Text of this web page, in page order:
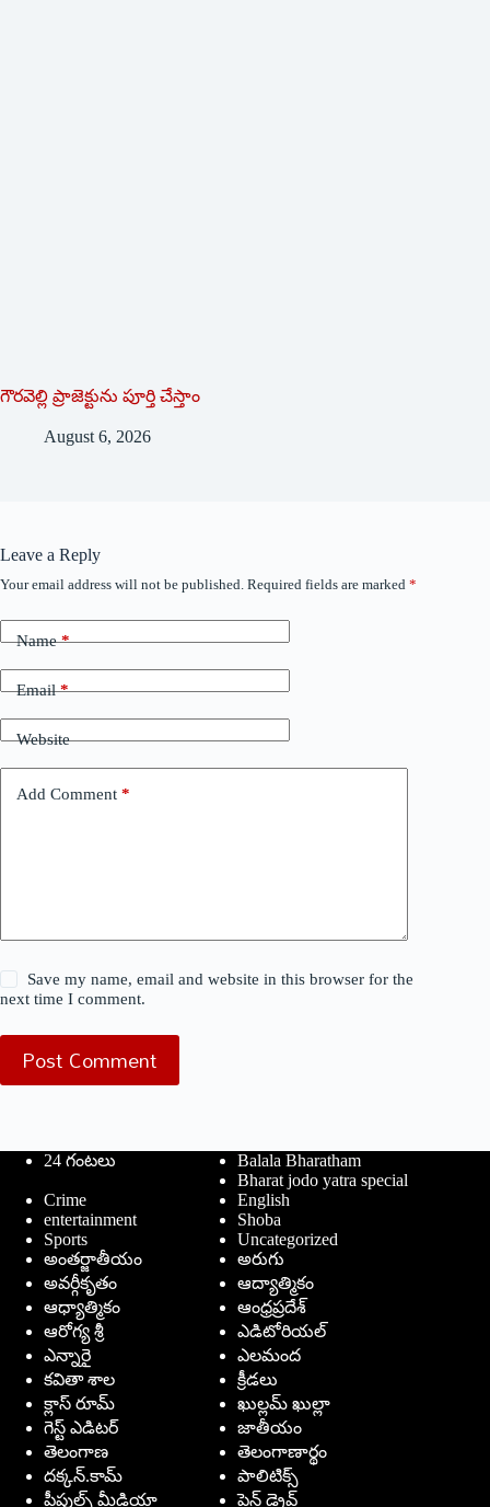
గౌరవెల్లి ప్రాజెక్టును పూర్తి చేస్తాం
August 6, 2026
Leave a Reply
Your email address will not be published. Required fields are marked *
Name*
Email*
Website
Add Comment *
Save my name, email and website in this browser for the
next time I comment.
Post Comment
24 గంటలు
Balala Bharatham
Bharat jodo yatra special
Crime
English
entertainment
Shoba
Sports
Uncategorized
అంతర్జాతీయం
అరుగు
అవర్గీకృతం
ఆద్యాత్మికం
ఆధ్యాత్మికం
ఆంధ్రప్రదేశ్
ఆరోగ్య శ్రీ
ఎడిటోరియల్
ఎన్నారై
ఎలమంద
కవితా శాల
క్రీడలు
క్లాస్ రూమ్
ఖుల్లమ్ ఖుల్లా
గెస్ట్ ఎడిటర్
జాతీయం
తెలంగాణ
తెలంగాణార్థం
దక్కన్.కామ్
పాలిటిక్స్
పీపుల్స్ ‌మీడియా
పెన్ డ్రైవ్